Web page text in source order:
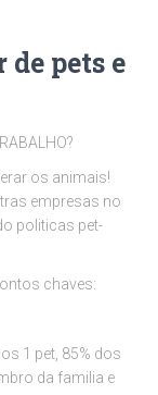
pets e
os animais!
empresas no
politicas pet-
chaves:
1 pet, 85% dos
da familia e